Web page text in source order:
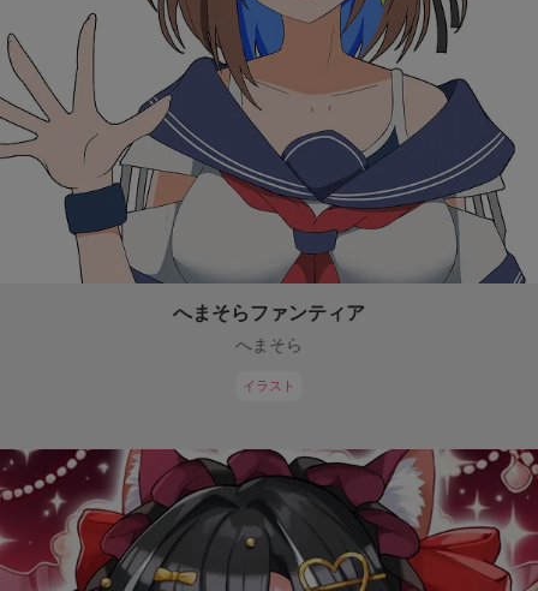
へまそらファンティア
へまそら
イラスト